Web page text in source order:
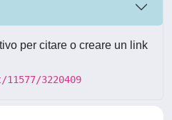
per citare o creare un link
3220409